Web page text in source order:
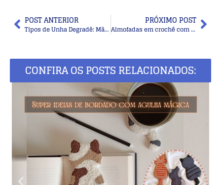
POST ANTERIOR
Tipos de Unha Degradê: Mãos Bonitas e um Look Moderno e Elegante
PRÓXIMO POST
Almofadas em crochê com gráficos: inspire-se com esses 10 modelos maravilhosos
CONFIRA OS POSTS RELACIONADOS: